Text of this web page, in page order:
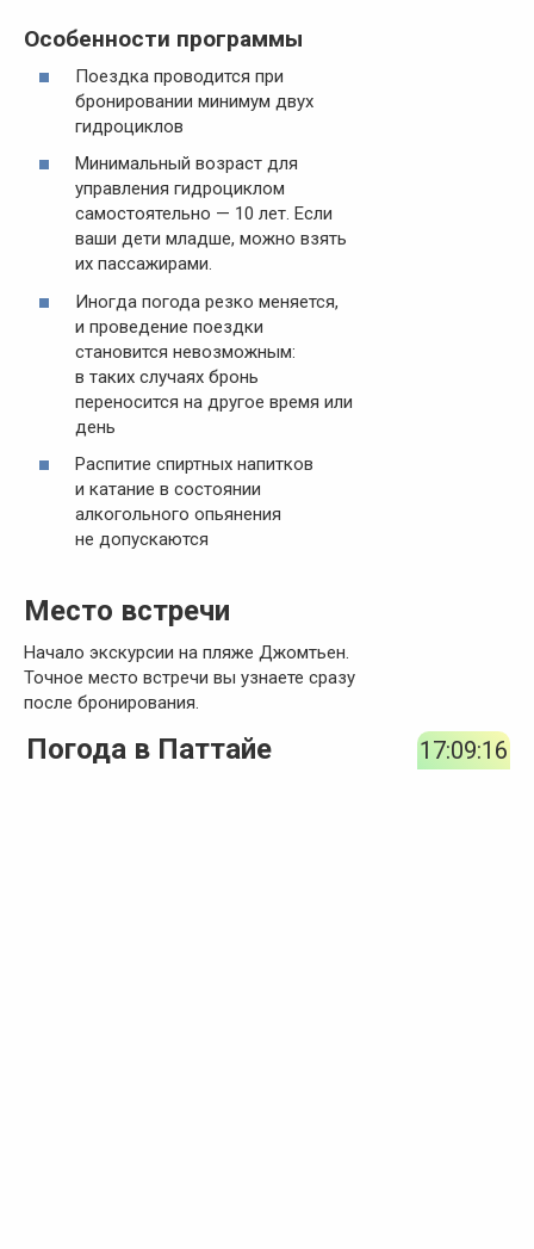
Особенности программы
Поездка проводится при
бронировании минимум двух
гидроциклов
Минимальный возраст для
управления гидроциклом
самостоятельно — 10 лет. Если
ваши дети младше, можно взять
их пассажирами.
Иногда погода резко меняется,
и проведение поездки
становится невозможным:
в таких случаях бронь
переносится на другое время или
день
Распитие спиртных напитков
и катание в состоянии
алкогольного опьянения
не допускаются
Место встречи
Начало экскурсии на пляже Джомтьен.
Точное место встречи вы узнаете сразу
после бронирования.
Погода в Паттайе 17:09:17